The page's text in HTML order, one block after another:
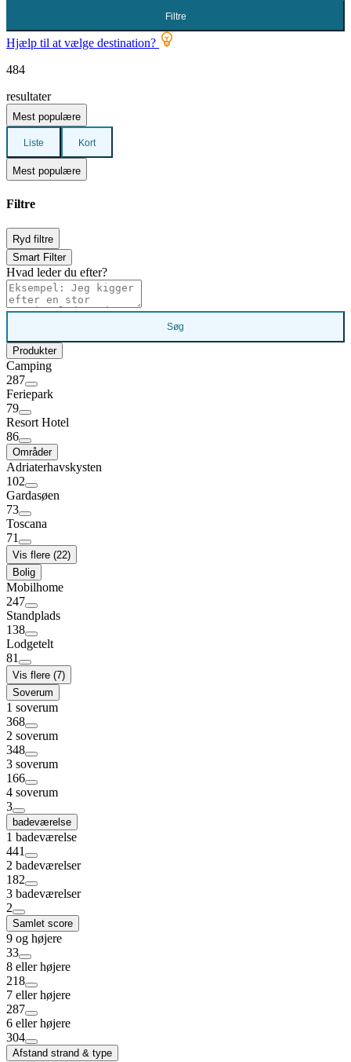
Filtre
Hjælp til at vælge destination?
484
resultater
Mest populære
Liste Kort
Mest populære
Filtre
Ryd filtre
Smart Filter
Hvad leder du efter?
Søg
Produkter
Camping
287
Feriepark
79
Resort Hotel
86
Områder
Adriaterhavskysten
102
Gardasøen
73
Toscana
71
Vis flere (22)
Bolig
Mobilhome
247
Standplads
138
Lodgetelt
81
Vis flere (7)
Soverum
1 soverum
368
2 soverum
348
3 soverum
166
4 soverum
3
badeværelse
1 badeværelse
441
2 badeværelser
182
3 badeværelser
2
Samlet score
9 og højere
33
8 eller højere
218
7 eller højere
287
6 eller højere
304
Afstand strand & type